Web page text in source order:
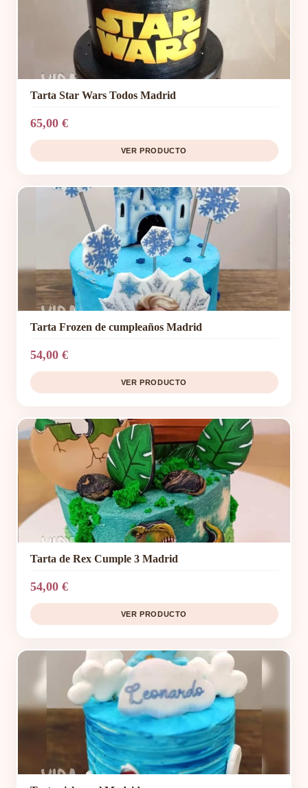
Tarta Star Wars Todos Madrid
65,00 €
VER PRODUCTO
Tarta Frozen de cumpleaños Madrid
54,00 €
VER PRODUCTO
Tarta de Rex Cumple 3 Madrid
54,00 €
VER PRODUCTO